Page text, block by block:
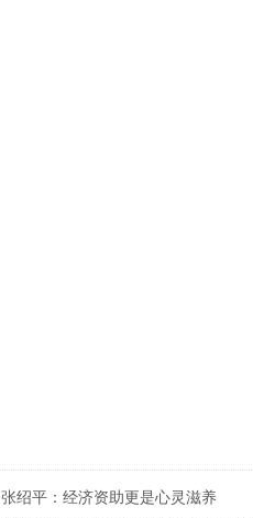
张绍平：经济资助更是心灵滋养